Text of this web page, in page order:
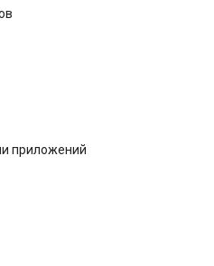
приложений